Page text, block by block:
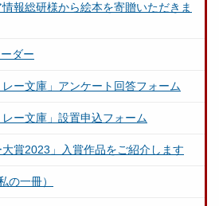
報総研様から絵本を寄贈いただきま
ダー
レー文庫」アンケート回答フォーム
レー文庫」設置申込フォーム
大賞2023」入賞作品をご紹介します
の一冊）